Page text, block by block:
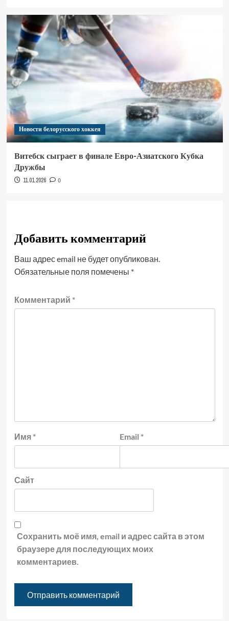
Новости белорусского хоккея
Витебск сыграет в финале Евро-Азиатского Кубка
Дружбы
11.01.2026 0
Добавить комментарий
Ваш адрес email не будет опубликован.
Обязательные поля помечены *
Комментарий *
Имя * Email *
Сайт
Сохранить моё имя, email и адрес сайта в этом
браузере для последующих моих
комментариев.